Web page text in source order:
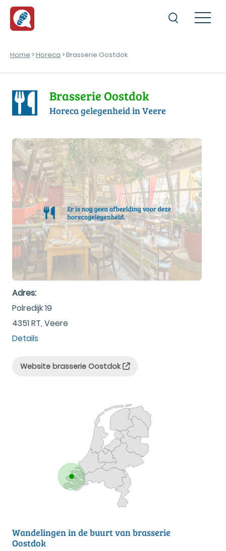
Home >Horeca > Brasserie Oostdok
Brasserie Oostdok
Horeca gelegenheid in Veere
Adres:
Polredijk 19
4351 RT, Veere
Details
Website brasserie Oostdok
Wandelingen in de buurt van brasserie
Oostdok